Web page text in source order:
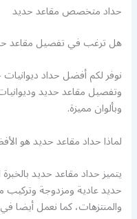
حداد متخصص مقاعد حديد
هل ترغب في تفصيل مقاعد
نوفر لكم أفضل حداد
وتفصيل مقاعد حديد
وبألوان مميزة.
لماذا حداد مقاعد حديد هو
يتميز حداد مقاعد حديد
حديد عادية ومزدوجة وتركيب
والمنتزهات، كما نعمل أيضا